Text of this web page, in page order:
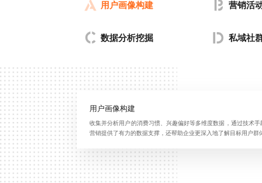
用户画像构建 营销活
数据分析挖掘 私域社
用户画像构建
收集并分析用户的消费习惯、兴趣偏好等多维度数据，通过技术
营销提供了有力的数据支撑，还帮助企业更深入地了解目标用户